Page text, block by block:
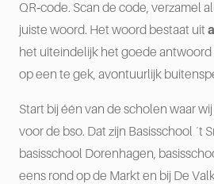
QR‑code. Scan de code, verzamel
juiste woord. Het woord bestaat uit
het uiteindelijk het goede antwoord
op een te gek, avontuurlijk
Start bij één van de scholen waar
voor de bso. Dat zijn Basisschool ´t
basisschool Dorenhagen,
eens rond op de Markt en bij De